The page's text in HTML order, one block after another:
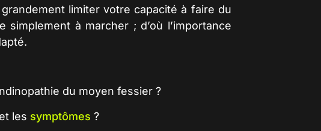
limiter votre capacité à faire du
simplement à marcher ; d’où l’importance
du moyen fessier ?
et les symptômes ?